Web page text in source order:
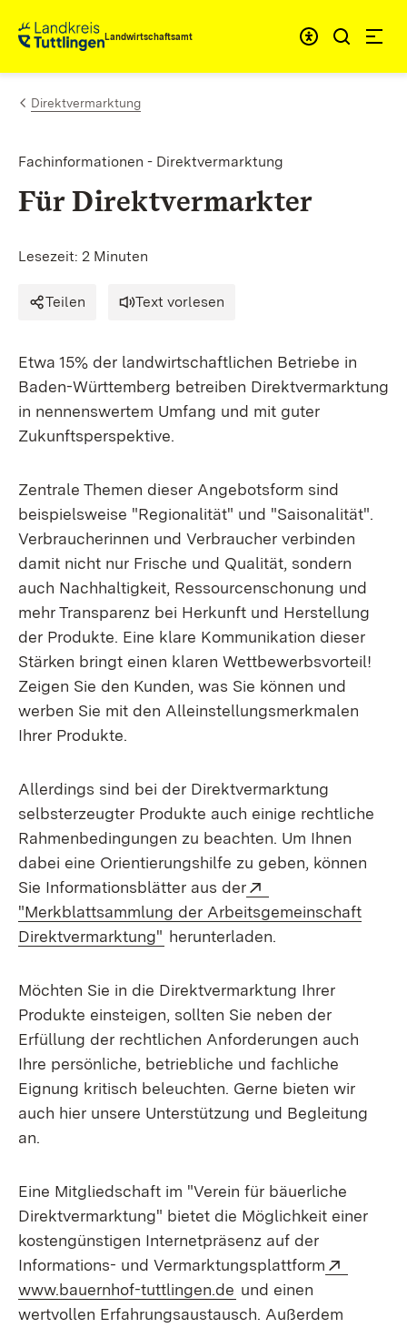
Zum Inhalt springen
Landwirtschaftsamt
Direktvermarktung
Fachinformationen - Direktvermarktung
FürDirektvermarkter
Lesezeit: 2 Minuten
Teilen Text vorlesen
Etwa 15% der landwirtschaftlichen Betriebe in
Baden-Württemberg betreiben Direktvermarktung
in nennenswertem Umfang und mit guter
Zukunftsperspektive.
Zentrale Themen dieser Angebotsform sind
beispielsweise "Regionalität" und "Saisonalität".
Verbraucherinnen und Verbraucher verbinden
damit nicht nur Frische und Qualität, sondern
auch Nachhaltigkeit, Ressourcenschonung und
mehr Transparenz bei Herkunft und Herstellung
der Produkte. Eine klare Kommunikation dieser
Stärken bringt einen klaren Wettbewerbsvorteil!
Zeigen Sie den Kunden, was Sie können und
werben Sie mit den Alleinstellungsmerkmalen
Ihrer Produkte.
Allerdings sind bei der Direktvermarktung
selbsterzeugter Produkte auch einige rechtliche
Rahmenbedingungen zu beachten. Um Ihnen
dabei eine Orientierungshilfe zu geben, können
Sie Informationsblätter aus der
Extern:
"Merkblattsammlung der Arbeitsgemeinschaft
Direktvermarktung" (Öffnet in neuem Fenster)
herunterladen.
Möchten Sie in die Direktvermarktung Ihrer
Produkte einsteigen, sollten Sie neben der
Erfüllung der rechtlichen Anforderungen auch
Ihre persönliche, betriebliche und fachliche
Eignung kritisch beleuchten. Gerne bieten wir
auch hier unsere Unterstützung und Begleitung
an.
Eine Mitgliedschaft im "Verein für bäuerliche
Direktvermarktung" bietet die Möglichkeit einer
kostengünstigen Internetpräsenz auf der
Informations- und Vermarktungsplattform
www.bauernhof-tuttlingen.de (Öffnet in neuem
und einen
wertvollen Erfahrungsaustausch. Außerdem